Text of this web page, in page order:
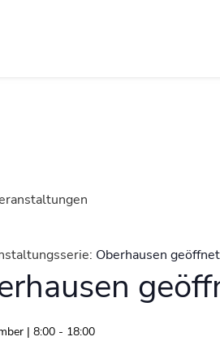
Oberhausen geöffnet
| 8:00 - 18:00